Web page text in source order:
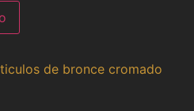
de bronce cromado